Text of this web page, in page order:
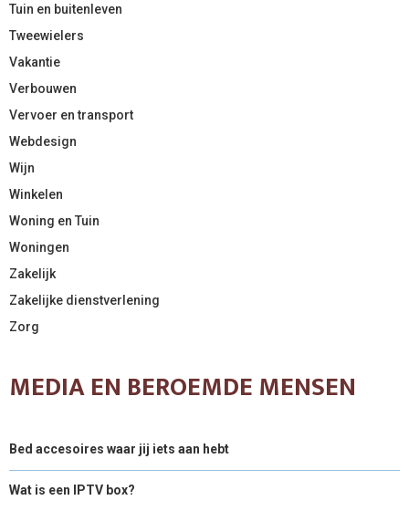
Tuin en buitenleven
Tweewielers
Vakantie
Verbouwen
Vervoer en transport
Webdesign
Wijn
Winkelen
Woning en Tuin
Woningen
Zakelijk
Zakelijke dienstverlening
Zorg
MEDIA EN BEROEMDE MENSEN
Bed accesoires waar jij iets aan hebt
Wat is een IPTV box?